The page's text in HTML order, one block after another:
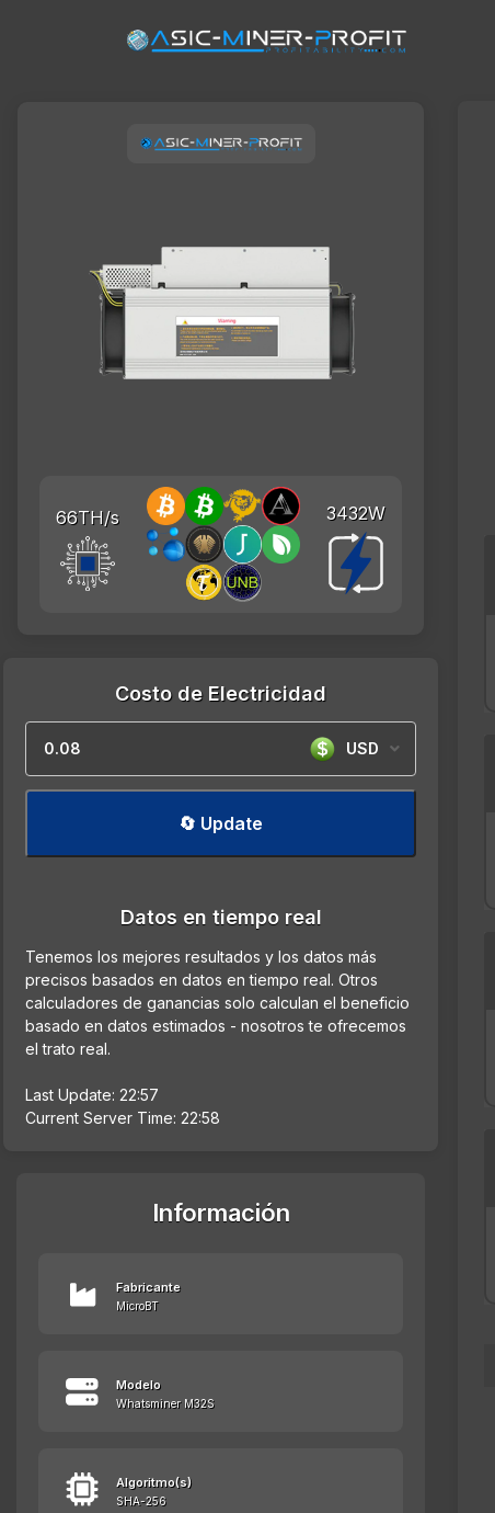
66TH/s 3432W
Costo de Electricidad
USD
🔄 Update
Datos en tiempo real
Tenemos los mejores resultados y los datos más
precisos basados en datos en tiempo real. Otros
calculadores de ganancias solo calculan el beneficio
basado en datos estimados - nosotros te ofrecemos
el trato real.
Last Update: 22:57
Current Server Time: 22:58
Información
Fabricante
MicroBT
Modelo
Whatsminer M32S
Algoritmo(s)
SHA-256